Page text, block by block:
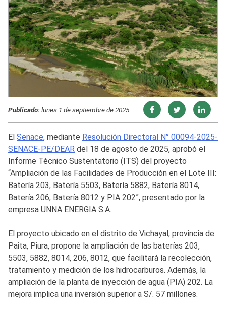
Publicado:lunes 1 de septiembre de 2025
El Senace, mediante Resolución Directoral N° 00094-2025-
SENACE-PE/DEAR del 18 de agosto de 2025, aprobó el
Informe Técnico Sustentatorio (ITS) del proyecto
“Ampliación de las Facilidades de Producción en el Lote III:
Batería 203, Batería 5503, Batería 5882, Batería 8014,
Batería 206, Batería 8012 y PIA 202”, presentado por la
empresa UNNA ENERGIA S.A.
El proyecto ubicado en el distrito de Vichayal, provincia de
Paita, Piura, propone la ampliación de las baterías 203,
5503, 5882, 8014, 206, 8012, que facilitará la recolección,
tratamiento y medición de los hidrocarburos. Además, la
ampliación de la planta de inyección de agua (PIA) 202. La
mejora implica una inversión superior a S/. 57 millones.